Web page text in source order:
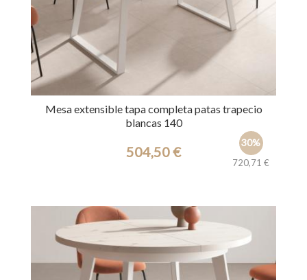
Mesa extensible tapa completa patas trapecio
blancas 140
30%
720,71 €
504,50 €